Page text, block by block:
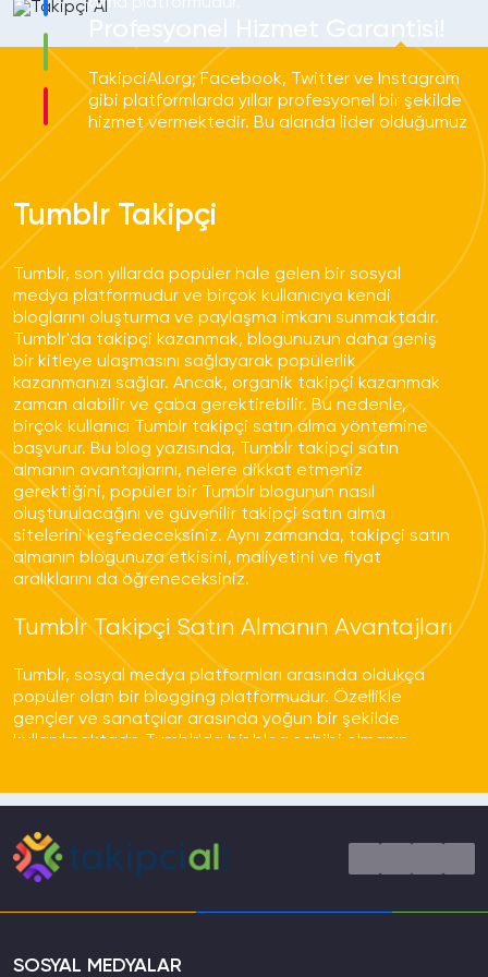
alma platformudur.
Profesyonel Hizmet Garantisi!
TakipciAl.org; Facebook, Twitter ve Instagram
gibi platformlarda yıllar profesyonel bir şekilde
hizmet vermektedir. Bu alanda lider olduğumuz
için bizlerle çalışmalısınız!
Hizmet Çeşitliliği!
TakipciAl.org sadece Instagram değil aynı
sosyal medya platformlarına yönelik hizmetleri
kaliteli bir şekilde verebilen bir takipçi satın
alma platformudur.
Profesyonel Hizmet Garantisi!
TakipciAl.org; Facebook, Twitter ve Instagram
gibi platformlarda yıllar profesyonel bir şekilde
hizmet vermektedir. Bu alanda lider olduğumuz
için bizlerle çalışmalısınız!
Hizmet Çeşitliliği!
TakipciAl.org sadece Instagram değil aynı
zamanda Facebook, Twitter, TikTok ve diğer
sosyal medya platformlarına yönelik hizmetleri
kaliteli bir şekilde verebilen bir takipçi satın
alma platformudur.
Tumblr Takipçi
Tumblr, son yıllarda popüler hale gelen bir sosyal
medya platformudur ve birçok kullanıcıya kendi
bloglarını oluşturma ve paylaşma imkanı sunmaktadır.
Tumblr'da takipçi kazanmak, blogunuzun daha geniş
bir kitleye ulaşmasını sağlayarak popülerlik
kazanmanızı sağlar. Ancak, organik takipçi kazanmak
zaman alabilir ve çaba gerektirebilir. Bu nedenle,
birçok kullanıcı Tumblr takipçi satın alma yöntemine
başvurur. Bu blog yazısında, Tumblr takipçi satın
almanın avantajlarını, nelere dikkat etmeniz
gerektiğini, popüler bir Tumblr blogunun nasıl
oluşturulacağını ve güvenilir takipçi satın alma
sitelerini keşfedeceksiniz. Aynı zamanda, takipçi satın
almanın blogunuza etkisini, maliyetini ve fiyat
aralıklarını da öğreneceksiniz.
Tumblr Takipçi Satın Almanın Avantajları
Tumblr, sosyal medya platformları arasında oldukça
popüler olan bir blogging platformudur. Özellikle
gençler ve sanatçılar arasında yoğun bir şekilde
kullanılmaktadır. Tumblr'da bir blog sahibi olmanın
avantajlarından bahsedebiliriz.
Tumblr takipçi satın almanın ilk avantajı
daha görünür hale getirmesidir. Tumblr'da takipçi
ulaşacaktır. Bu da sizin içeriklerinizi daha geniş bir
SOSYAL MEDYALAR